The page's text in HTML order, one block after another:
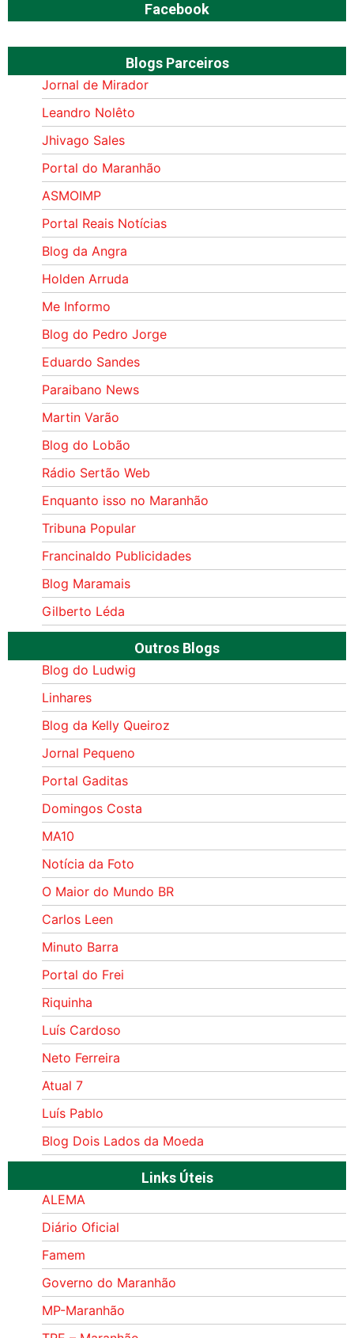
Facebook
Blogs Parceiros
Jornal de Mirador
Leandro Nolêto
Jhivago Sales
Portal do Maranhão
ASMOIMP
Portal Reais Notí­cias
Blog da Angra
Holden Arruda
Me Informo
Blog do Pedro Jorge
Eduardo Sandes
Paraibano News
Martin Varão
Blog do Lobão
Rádio Sertão Web
Enquanto isso no Maranhão
Tribuna Popular
Francinaldo Publicidades
Blog Maramais
Gilberto Léda
Outros Blogs
Blog do Ludwig
Linhares
Blog da Kelly Queiroz
Jornal Pequeno
Portal Gaditas
Domingos Costa
MA10
Notícia da Foto
O Maior do Mundo BR
Carlos Leen
Minuto Barra
Portal do Frei
Riquinha
Luís Cardoso
Neto Ferreira
Atual 7
Luís Pablo
Blog Dois Lados da Moeda
Links Úteis
ALEMA
Diário Oficial
Famem
Governo do Maranhão
MP-Maranhão